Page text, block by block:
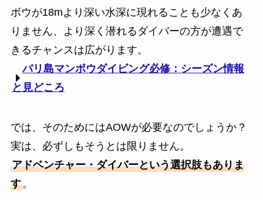
ボウが18mより深い水深に現れることも少なくあ
りません、より深く潜れるダイバーの方が遭遇で
きるチャンスは広がります。
バリ島マンボウダイビング必修：シーズン情報
と見どころ
では、そのためにはAOWが必要なのでしょうか？
実は、必ずしもそうとは限りません。
アドベンチャー・ダイバーという選択肢もありま
す。